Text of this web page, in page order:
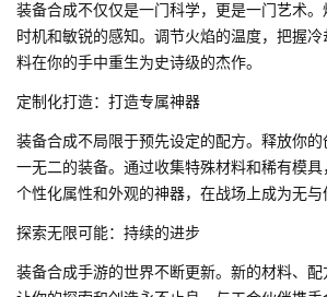
装备合成不仅仅是一门科学，更是一门艺术
时机和敏锐的感知。调节火焰的温度，把握
料在你的手中重生为史诗级的杰作。
定制化打造：打造专属神器
装备合成不局限于预先设定的配方。释放你
一无二的装备。通过收集特殊材料和稀有模
个性化属性和外观的神器，在战场上成为无与
探索无限可能：持续的进步
装备合成手游的世界不断更新。新的材料、配